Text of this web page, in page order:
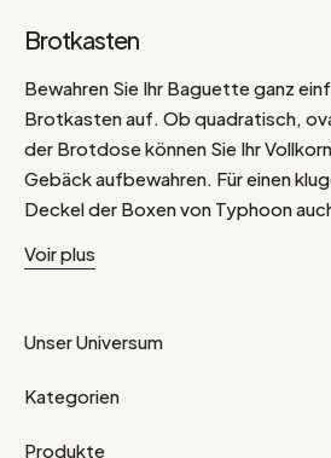
Brotkasten
Bewahren Sie Ihr Baguette ganz
Brotkasten auf. Ob quadratisch,
der Brotdose können Sie Ihr
Gebäck aufbewahren. Für einen
Deckel der Boxen von Typhoon
gefertigt, gibt sie sich modern. Aus
Voir plus
Unser Universum
Kategorien
Produkte